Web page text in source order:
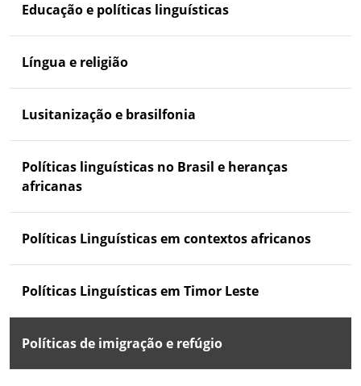
Educação e políticas linguísticas
Língua e religião
Lusitanização e brasilfonia
Políticas linguísticas no Brasil e heranças
africanas
Políticas Linguísticas em contextos africanos
Políticas Linguísticas em Timor Leste
Políticas de imigração e refúgio